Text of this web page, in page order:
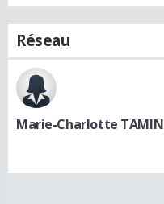
Réseau
Marie-Charlotte TAMIN